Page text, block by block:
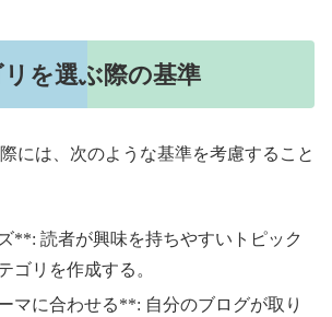
を選ぶ際の基準
には、次のような基準を考慮すること
**: 読者が興味を持ちやすいトピック
ゴリを作成する。
マに合わせる**: 自分のブログが取り